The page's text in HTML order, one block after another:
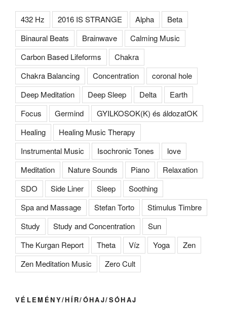
432 Hz 2016 IS STRANGE Alpha
Beta
Binaural Beats
Brainwave
Calming Music
Carbon Based Lifeforms
Chakra
Chakra Balancing
Concentration
coronal hole
Deep Meditation
Deep Sleep Delta
Earth
Focus
Germind
GYILKOSOK(K) és áldozatOK
Healing
Healing Music Therapy
Instrumental Music
Isochronic Tones
love
Meditation
Nature Sounds Piano
Relaxation
SDO
Side Liner Sleep
Soothing
Spa and Massage
Stefan Torto
Stimulus Timbre
Study
Study and Concentration
Sun
The Kurgan Report
Theta Víz Yoga
Zen
Zen Meditation Music
Zero Cult
VÉLEMÉNY/HÍR/ÓHAJ/SÓHAJ